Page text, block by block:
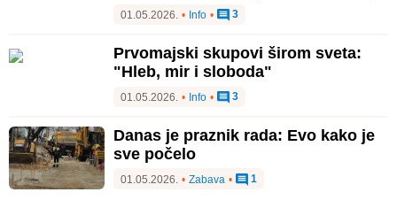
01.05.2026. • Info • 3
Prvomajski skupovi širom sveta:
"Hleb, mir i sloboda"
01.05.2026. • Info • 3
Danas je praznik rada: Evo kako je
sve počelo
01.05.2026. • Zabava • 1